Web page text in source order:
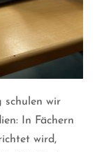
schulen wir
In Fächern
wird,